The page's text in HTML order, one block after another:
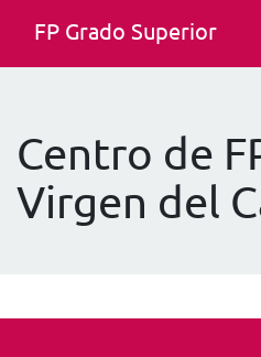
FP Grado Superior
Centro de
Virgen del